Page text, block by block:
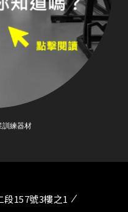
訓練器材
段157號3樓之1